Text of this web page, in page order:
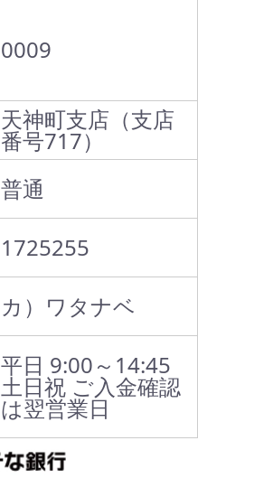
0009
天神町支店（支店
番号717）
普通
1725255
カ）ワタナベ
平日 9:00～14:45
土日祝 ご入金確認
は翌営業日